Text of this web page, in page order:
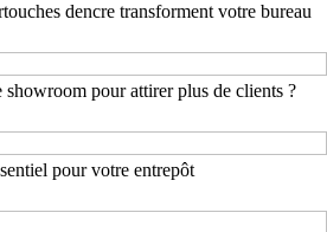
dencre transforment votre bureau
pour attirer plus de clients ?
pour votre entrepôt